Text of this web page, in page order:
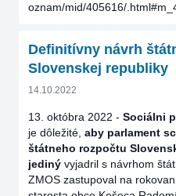
oznam/mid/405616/
Definitívny návrh
Slovenskej republiky
14.10.2022
13. októbra 2022 - Sociálni
je dôležité, aby parlament
štátneho rozpočtu
jediný vyjadril s návrhom
ZMOS zastupoval na